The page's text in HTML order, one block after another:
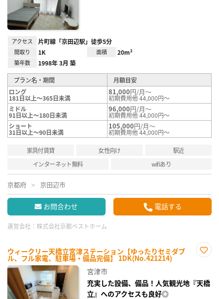
アクセス 片町線「京田辺駅」徒歩5分
間取り 1K 面積 20m²
築年数 1998年 3月 築
プラン名・期間
月額目安
ロング
181日以上～365日未満
81,000円/月～
初期費用他 44,000円～
ミドル
91日以上～180日未満
96,000円/月～
初期費用他 44,000円～
ショート
31日以上～90日未満
105,000円/月～
初期費用他 44,000円～
家具付賃貸 女性向け
駅近
インターネット無料
wifiあり
京都府 京田辺市
お問合わせ 電話する
運営会社： 株式会社京都ベストホーム
ウィークリー天橋立宮津ステーション【ゆったりセミダブ
ル、フル家電、駐車場・備品完備】 1DK(No.421214)
録
宮津市
充実した設備、備品！人気観光地『天橋
立』へのアクセスも良好◎